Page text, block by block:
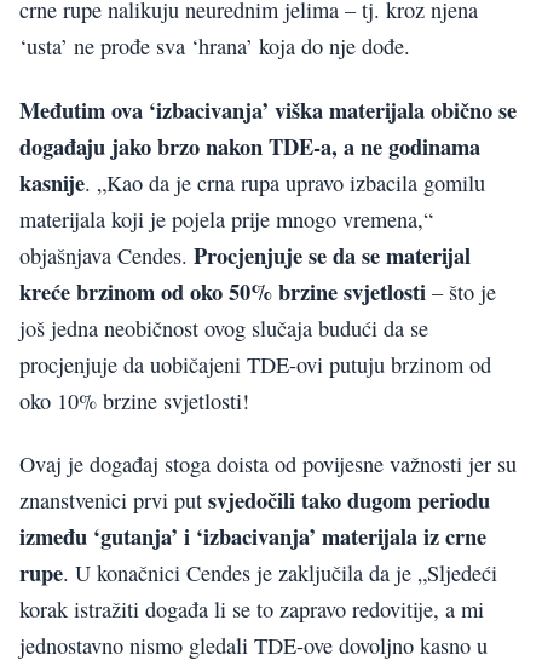
crne rupe nalikuju neurednim jelima – tj. kroz njena
‘usta’ ne prođe sva ‘hrana’ koja do nje dođe.
Međutim ova ‘izbacivanja’ viška materijala obično se
događaju jako brzo nakon TDE-a, a ne godinama
kasnije. „Kao da je crna rupa upravo izbacila gomilu
materijala koji je pojela prije mnogo vremena,“
objašnjava Cendes. Procjenjuje se da se materijal
kreće brzinom od oko 50% brzine svjetlosti – što je
još jedna neobičnost ovog slučaja budući da se
procjenjuje da uobičajeni TDE-ovi putuju brzinom od
oko 10% brzine svjetlosti!
Ovaj je događaj stoga doista od povijesne važnosti jer su
znanstvenici prvi put svjedočili tako dugom periodu
između ‘gutanja’ i ‘izbacivanja’ materijala iz crne
rupe. U konačnici Cendes je zaključila da je „Sljedeći
korak istražiti događa li se to zapravo redovitije, a mi
jednostavno nismo gledali TDE-ove dovoljno kasno u